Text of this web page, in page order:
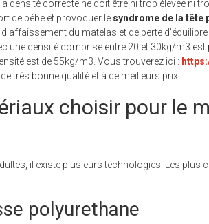
densité correcte ne doit être ni trop élevée ni
de bébé et provoquer le syndrome de la tête
du matelas et de perte
une densité comprise entre 20 et 30kg/m3
est de 55kg/m3. Vous trouverez ici :
très bonne qualité et à de meilleurs prix.
choisir pour le
il existe plusieurs technologies. Les plus
polyurethane